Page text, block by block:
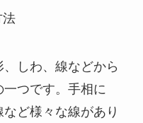
しわ、線などから
つです。手相に
ど様々な線があり